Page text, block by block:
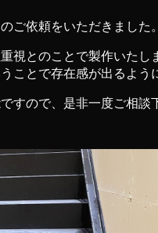
ご依頼をいただきました。
視とのことで製作いたし
ことで存在感が出るよう
すので、是非一度ご相談